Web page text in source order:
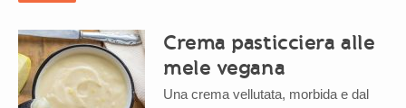
Crema pasticciera alle
mele vegana
Una crema vellutata, morbida e dal